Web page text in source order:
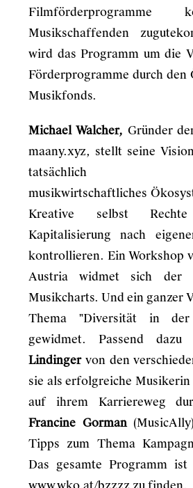
Filmförderprogramme
Musikschaffenden
wird das Programm um die
Förderprogramme durch den
Musikfonds.
Michael Walcher, Gründer
maany.xyz, stellt seine
tatsächlich
musikwirtschaftliches
Kreative selbst
Kapitalisierung nach
kontrollieren. Ein Workshop
Austria widmet sich der
Musikcharts. Und ein ganzer
Thema "Diversität in der
gewidmet. Passend
Lindingervon den
sie als erfolgreiche
auf ihrem Karriereweg
Francine Gorman
Tipps zum Thema
Das gesamte Programm